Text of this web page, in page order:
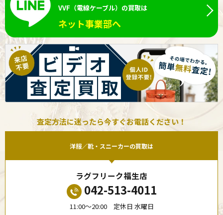
VVF（電線ケーブル）の買取は
ネット事業部へ
査定方法に迷ったら今すぐお電話ください！
洋服／靴・スニーカーの買取は
ラグフリーク福生店
042-513-4011
11:00〜20:00 定休日 水曜日